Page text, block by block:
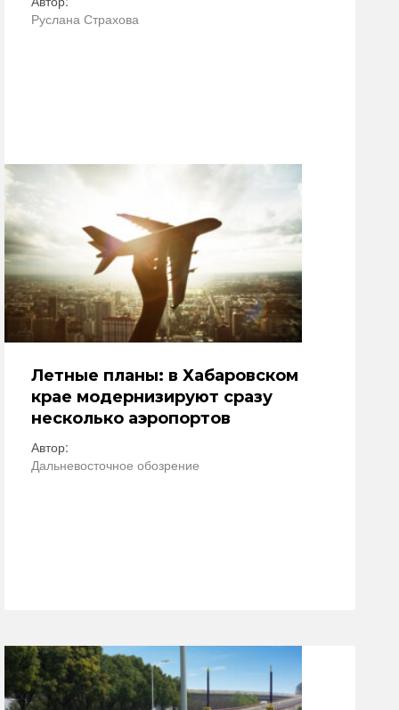
Руслана Страхова
Летные планы: в Хабаровском
крае модернизируют сразу
несколько аэропортов
Автор:
Дальневосточное обозрение